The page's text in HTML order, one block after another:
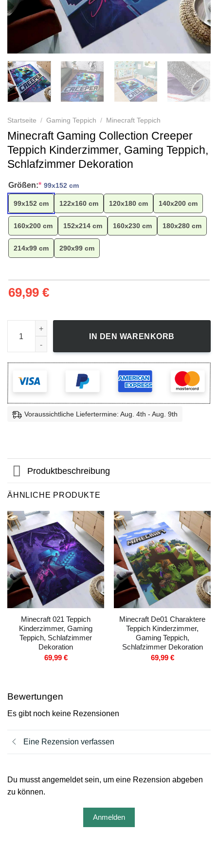
Startseite / Gaming Teppich / Minecraft Teppich
Minecraft Gaming Collection Creeper
Teppich Kinderzimmer, Gaming Teppich,
Schlafzimmer Dekoration
Größen:* 99x152 cm
99x152 cm 122x160 cm 120x180 cm 140x200 cm
160x200 cm 152x214 cm 160x230 cm 180x280 cm
214x99 cm 290x99 cm
69,99 €
Minecraft Gaming Collection Creeper Teppich
IN DEN WARENKORB
Voraussichtliche Liefertermine: Aug. 4th - Aug. 9th
Produktbeschreibung
ÄHNLICHE PRODUKTE
Minecraft 021 Teppich
Kinderzimmer, Gaming
Teppich, Schlafzimmer
Dekoration
69,99 €
Minecraft De01 Charaktere
Teppich Kinderzimmer,
Gaming Teppich,
Schlafzimmer Dekoration
69,99 €
Bewertungen
Es gibt noch keine Rezensionen
Eine Rezension verfassen
Du musst angemeldet sein, um eine Rezension abgeben
zu können.
Anmelden